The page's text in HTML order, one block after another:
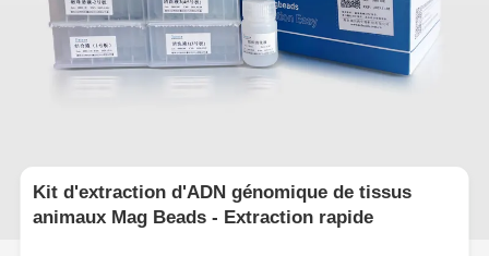
Kit d'extraction d'ADN génomique de tissus
animaux Mag Beads - Extraction rapide